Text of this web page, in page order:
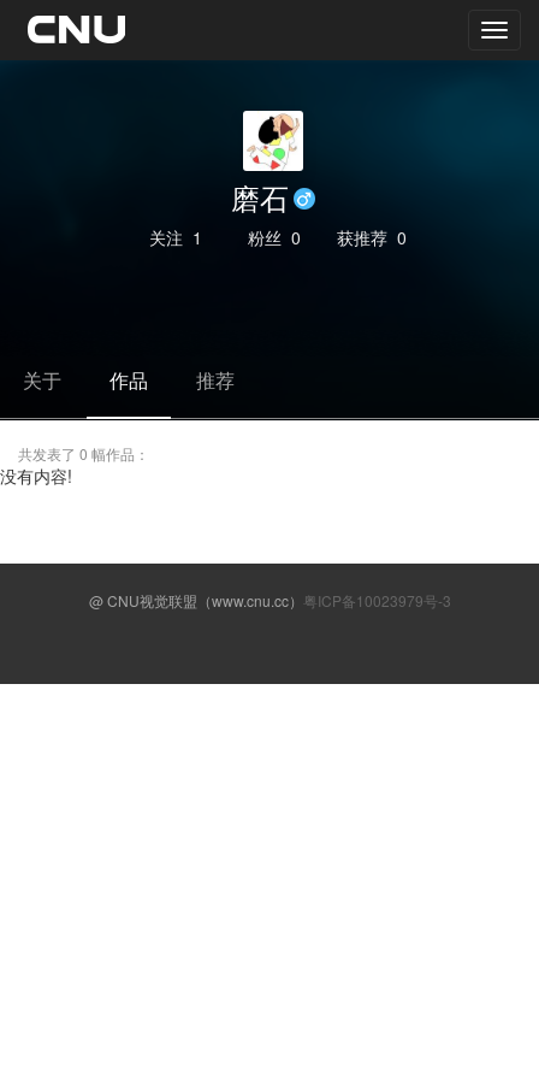
磨石
关注 1 粉丝 0 获推荐 0
关于 作品 推荐
共发表了 0 幅作品：
没有内容!
@ CNU视觉联盟（www.cnu.cc） 粤ICP备10023979号-3